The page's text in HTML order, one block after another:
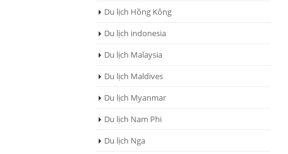
Du lịch Hồng Kông
Du lịch indonesia
Du lịch Malaysia
Du lịch Maldives
Du lịch Myanmar
Du lịch Nam Phi
Du lịch Nga